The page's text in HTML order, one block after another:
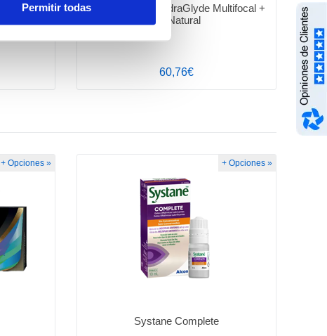
Permitir todasAir Optix Plus HydraGlyde Multifocal +
BioNatural
60,76€
+ Opciones »
Systane Complete
+ Opciones »